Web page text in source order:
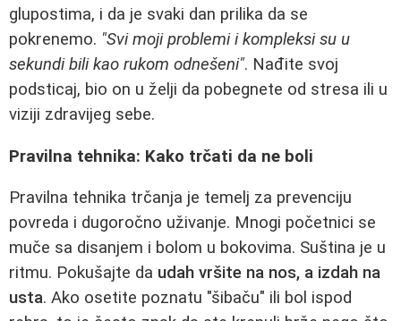
glupostima, i da je svaki dan prilika da se
pokrenemo. "Svi moji problemi i kompleksi su u
sekundi bili kao rukom odnešeni". Nađite svoj
podsticaj, bio on u želji da pobegnete od stresa ili u
viziji zdravijeg sebe.
Pravilna tehnika: Kako trčati da ne boli
Pravilna tehnika trčanja je temelj za prevenciju
povreda i dugoročno uživanje. Mnogi početnici se
muče sa disanjem i bolom u bokovima. Suština je u
ritmu. Pokušajte da udah vršite na nos, a izdah na
usta. Ako osetite poznatu "šibaču" ili bol ispod